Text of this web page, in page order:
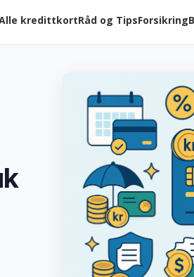
kredittkortRåd og TipsForsikring